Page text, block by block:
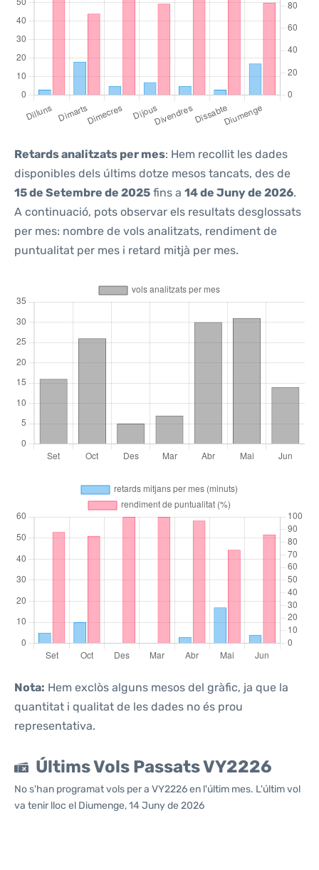
Retards analitzats per mes: Hem recollit les dades
disponibles dels últims dotze mesos tancats, des de
15 de Setembre de 2025 fins a 14 de Juny de 2026.
A continuació, pots observar els resultats desglossats
per mes: nombre de vols analitzats, rendiment de
puntualitat per mes i retard mitjà per mes.
Nota: Hem exclòs alguns mesos del gràfic, ja que la
quantitat i qualitat de les dades no és prou
representativa.
Últims Vols Passats VY2226
No s'han programat vols per a VY2226 en l'últim mes. L'últim vol
va tenir lloc el Diumenge, 14 Juny de 2026